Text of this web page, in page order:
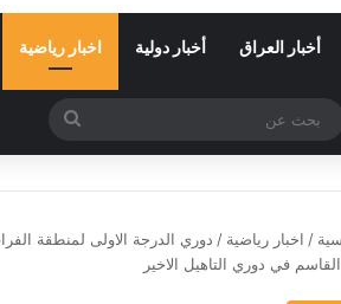
أخبار العراق أخبار دولية اخبار رياضية
المظلم
عن
/ اخبار رياضية / دوري الدرجة الاولى لمنطقة
في دوري التاهيل الاخير